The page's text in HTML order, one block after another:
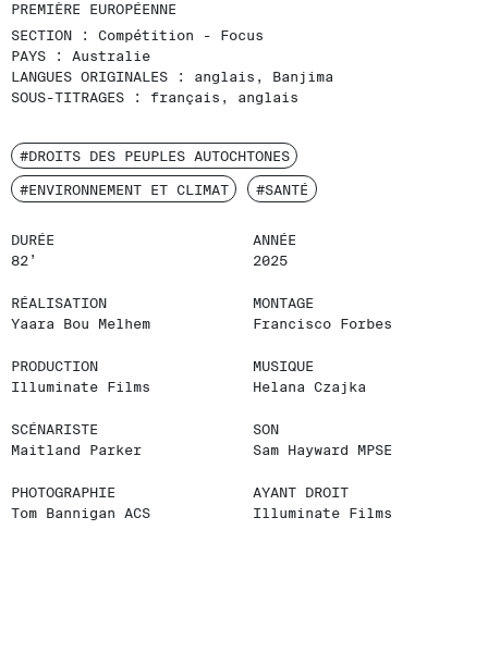
PREMIÈRE EUROPÉENNE
SECTION : Compétition - Focus
PAYS : Australie
LANGUES ORIGINALES : anglais, Banjima
SOUS-TITRAGES : français, anglais
#DROITS DES PEUPLES AUTOCHTONES
#ENVIRONNEMENT ET CLIMAT #SANTÉ
DURÉE
82’
ANNÉE
2025
RÉALISATION
Yaara Bou Melhem
PRODUCTION
Illuminate Films
SCÉNARISTE
Maitland Parker
PHOTOGRAPHIE
Tom Bannigan ACS
MONTAGE
Francisco Forbes
MUSIQUE
Helana Czajka
SON
Sam Hayward MPSE
AYANT DROIT
Illuminate Films